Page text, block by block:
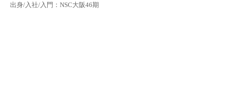
出身/入社/入門：NSC大阪46期